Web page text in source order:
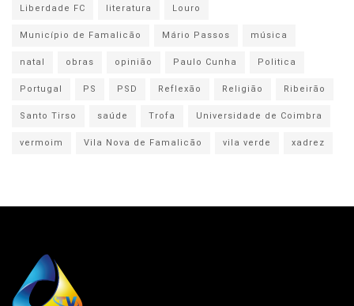
Liberdade FC
literatura
Louro
Município de Famalicão
Mário Passos
música
natal
obras opinião Paulo Cunha
Politica
Portugal
PS PSD Reflexão Religião
Ribeirão
Santo Tirso
saúde Trofa
Universidade de Coimbra
vermoim
Vila Nova de Famalicão vila verde xadrez